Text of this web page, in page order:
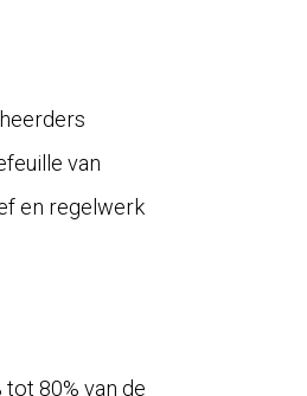
van
en regelwerk
80% van de